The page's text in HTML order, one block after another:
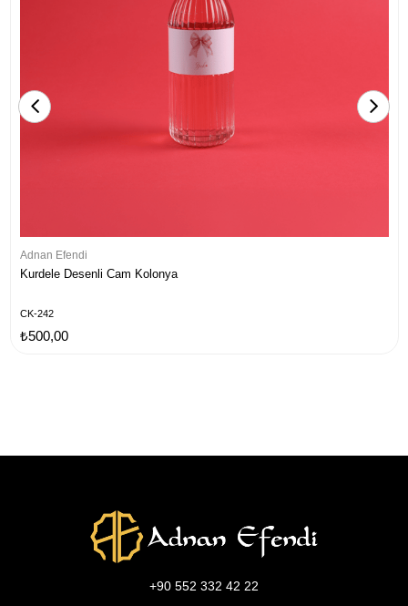
Adnan Efendi
Kurdele Desenli Cam Kolonya
CK-242
₺500,00
+90 552 332 42 22